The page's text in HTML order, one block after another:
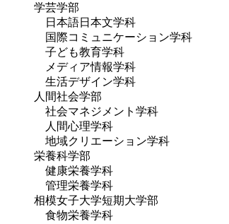
学芸学部
日本語日本文学科
国際コミュニケーション学科
子ども教育学科
メディア情報学科
生活デザイン学科
人間社会学部
社会マネジメント学科
人間心理学科
地域クリエーション学科
栄養科学部
健康栄養学科
管理栄養学科
相模女子大学短期大学部
食物栄養学科